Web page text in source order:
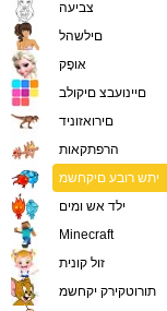
צביעה
םילשהל
אּופָק
םיינועבצ םיקולב
םירואזוניד
הרפתקאות
יתש רובע םיקחשמ
ילד אש ומים
Minecraft
זול קונית
תורוטקירק יקחשמ